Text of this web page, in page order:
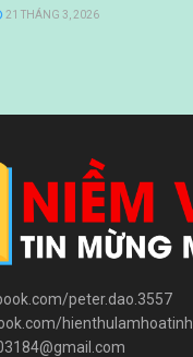
21 THÁNG 3, 2026
peter.dao.3557
hienthulamhoatinh